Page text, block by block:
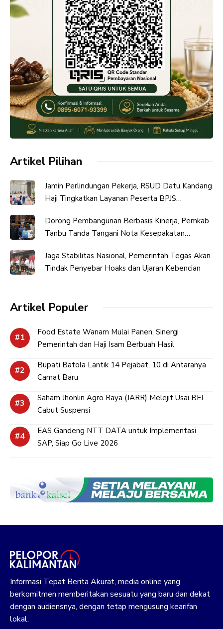
Artikel Pilihan
Jamin Perlindungan Pekerja, RSUD Datu Kandang
Haji Tingkatkan Layanan Peserta BPJS
Dorong Pembangunan Berbasis Kinerja, Pemkab
Tanbu Tanda Tangani Nota Kesepakatan
Jaga Stabilitas Nasional, Pemerintah Tegas Akan
Tindak Penyebar Hoaks dan Ujaran Kebencian
Artikel Populer
Food Estate Wanam Mulai Panen, Sinergi
Pemerintah dan Haji Isam Berbuah Hasil
Bupati Batola Lantik 14 Pejabat, 10 di Antaranya
Camat Baru
Saham Jhonlin Agro Raya (JARR) Melejit Usai BEI
Cabut Suspensi
EAS Gandeng NTT DATA untuk Implementasi
SAP, Siap Go Live 2026
Informasi Tepat Berita Akurat, media online yang
berkomitmen memberitakan sesuatu yang baru dan dekat
dengan audiensnya, dengan tetap mengusung kearifan
lokal.